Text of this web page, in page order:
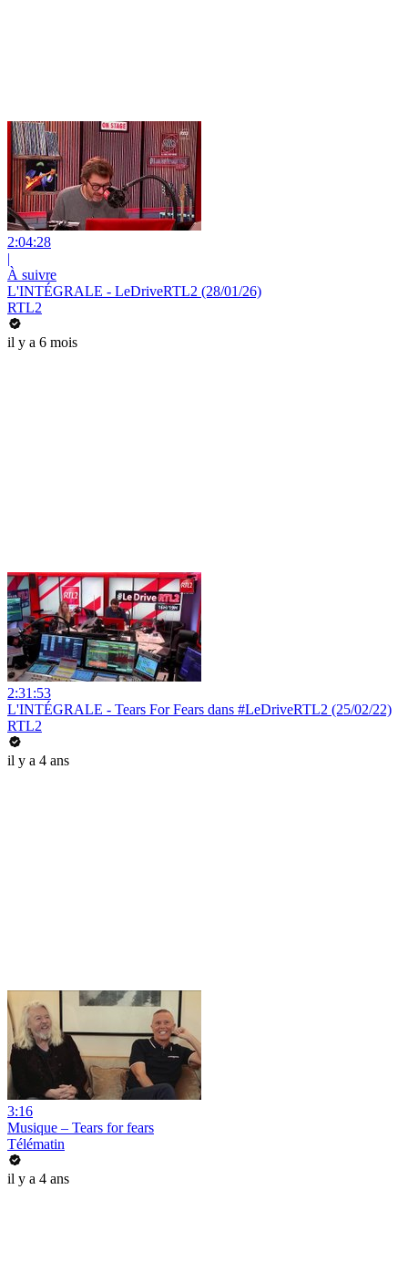
2:04:28
|
À suivre
L'INTÉGRALE - LeDriveRTL2 (28/01/26)
RTL2
il y a 6 mois
2:31:53
L'INTÉGRALE - Tears For Fears dans #LeDriveRTL2 (25/02/22)
RTL2
il y a 4 ans
3:16
Musique – Tears for fears
Télématin
il y a 4 ans